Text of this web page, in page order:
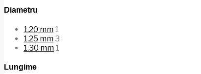
Diametru
1.20 mm 1
1.25 mm3
1.30 mm 1
Lungime